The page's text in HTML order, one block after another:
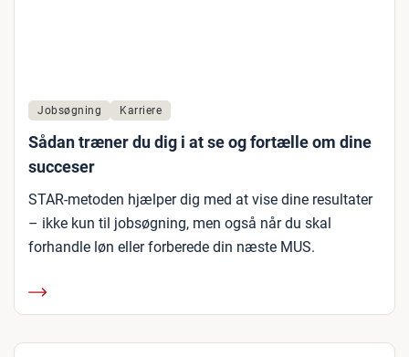
Jobsøgning Karriere
Sådan træner du dig i at se og fortælle om dine
succeser
STAR-metoden hjælper dig med at vise dine resultater
– ikke kun til jobsøgning, men også når du skal
forhandle løn eller forberede din næste MUS.